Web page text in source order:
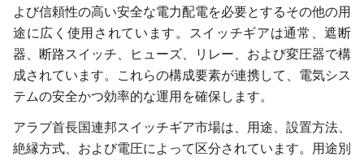
よび信頼性の高い安全な電力配電を必要とするその他の用
途に広く使用されています。スイッチギアは通常、遮断
器、断路スイッチ、ヒューズ、リレー、および変圧器で構
成されています。これらの構成要素が連携して、電気シス
テムの安全かつ効率的な運用を確保します。
アラブ首長国連邦スイッチギア市場は、用途、設置方法、
絶縁方式、および電圧によって区分されています。用途別